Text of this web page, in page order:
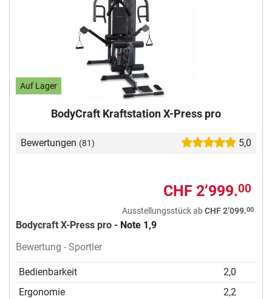
Auf Lager
BodyCraft Kraftstation X-Press pro
Bewertungen (81) 5,0
CHF 2’999.00
Ausstellungsstück abCHF 2’099.00
Bodycraft X-Press pro - Note 1,9
Bewertung - Sportler
Bedienbarkeit
2,0
Ergonomie
2,2